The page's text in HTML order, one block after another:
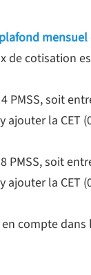
plafond mensuel
de cotisation
PMSS, soit
la CET
PMSS, soit
la CET
compte